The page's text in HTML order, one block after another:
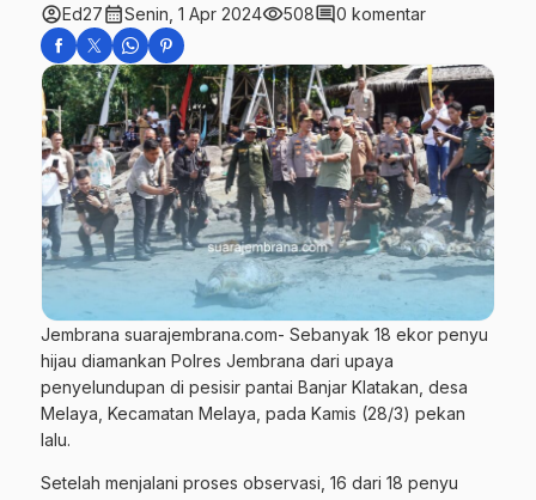
account_circleEd27calendar_monthSenin, 1 Apr 2024visibility508comment0 komentar
Jembrana suarajembrana.com- Sebanyak 18 ekor penyu
hijau diamankan Polres Jembrana dari upaya
penyelundupan di pesisir pantai Banjar Klatakan, desa
Melaya, Kecamatan Melaya, pada Kamis (28/3) pekan
lalu.
Setelah menjalani proses observasi, 16 dari 18 penyu